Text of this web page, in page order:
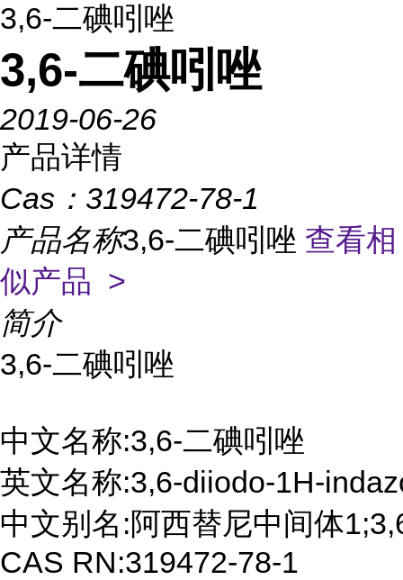
3,6-二碘吲唑
3,6-二碘吲唑
2019-06-26
产品详情
Cas： 319472-78-1
产品名称3,6-二碘吲唑 查看相
似产品 >
简介
3,6-二碘吲唑
中文名称:3,6-二碘吲唑
英文名称:3,6-diiodo-1H-
中文别名:阿西替尼中间体
CAS RN:319472-78-1